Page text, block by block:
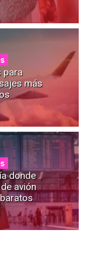
para
más
donde
avión